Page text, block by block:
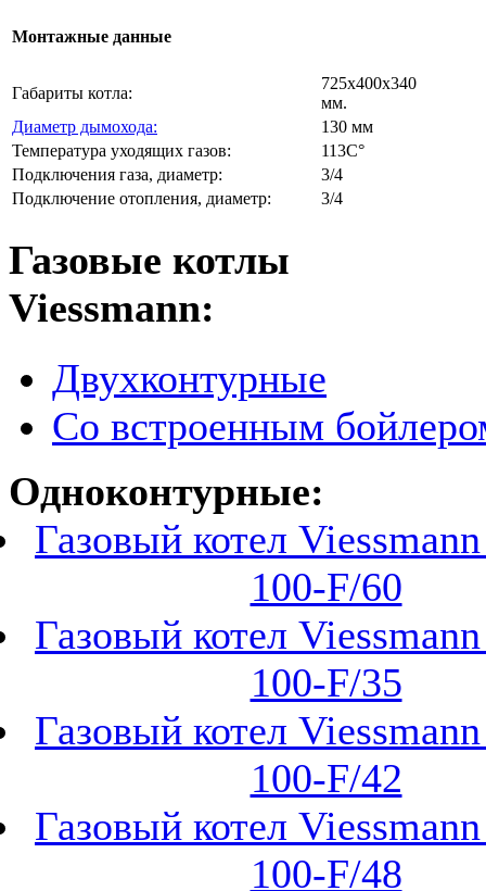
Монтажные данные
Габариты котла:
725х400х340
мм.
Диаметр дымохода:
130 мм
Температура уходящих газов:
113C°
Подключения газа, диаметр:
3/4
Подключение отопления, диаметр:
3/4
Газовые котлы
Viessmann:
Двухконтурные
Со встроенным
Одноконтурные:
Газовый котел
100-F/60
Газовый котел
100-F/35
Газовый котел
100-F/42
Газовый котел
100-F/48